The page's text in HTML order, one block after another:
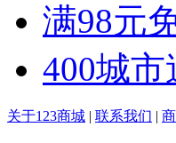
满98元
400城
关于123商城 | 联系我们 |